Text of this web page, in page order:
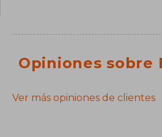
Opiniones sobre
Ver más opiniones de clientes